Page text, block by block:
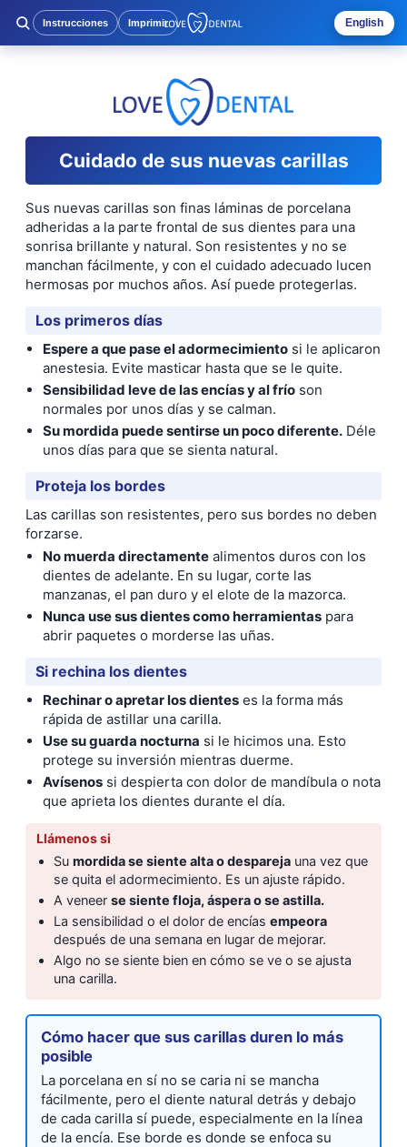
Instrucciones Imprimir English
Cuidado de sus nuevas carillas
Sus nuevas carillas son finas láminas de porcelana
adheridas a la parte frontal de sus dientes para una
sonrisa brillante y natural. Son resistentes y no se
manchan fácilmente, y con el cuidado adecuado lucen
hermosas por muchos años. Así puede protegerlas.
Los primeros días
Espere a que pase el adormecimiento si le aplicaron
anestesia. Evite masticar hasta que se le quite.
Sensibilidad leve de las encías y al frío son
normales por unos días y se calman.
Su mordida puede sentirse un poco diferente. Déle
unos días para que se sienta natural.
Proteja los bordes
Las carillas son resistentes, pero sus bordes no deben
forzarse.
No muerda directamente alimentos duros con los
dientes de adelante. En su lugar, corte las
manzanas, el pan duro y el elote de la mazorca.
Nunca use sus dientes como herramientas para
abrir paquetes o morderse las uñas.
Si rechina los dientes
Rechinar o apretar los dientes es la forma más
rápida de astillar una carilla.
Use su guarda nocturna si le hicimos una. Esto
protege su inversión mientras duerme.
Avísenos si despierta con dolor de mandíbula o nota
que aprieta los dientes durante el día.
Llámenos si
Su mordida se siente alta o despareja una vez que
se quita el adormecimiento. Es un ajuste rápido.
A veneer se siente floja, áspera o se astilla.
La sensibilidad o el dolor de encías empeora
después de una semana en lugar de mejorar.
Algo no se siente bien en cómo se ve o se ajusta
una carilla.
Cómo hacer que sus carillas duren lo más
posible
La porcelana en sí no se caria ni se mancha
fácilmente, pero el diente natural detrás y debajo
de cada carilla sí puede, especialmente en la línea
de la encía. Ese borde es donde se enfoca su